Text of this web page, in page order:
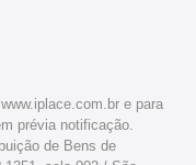
e para
prévia notificação.
de Bens de